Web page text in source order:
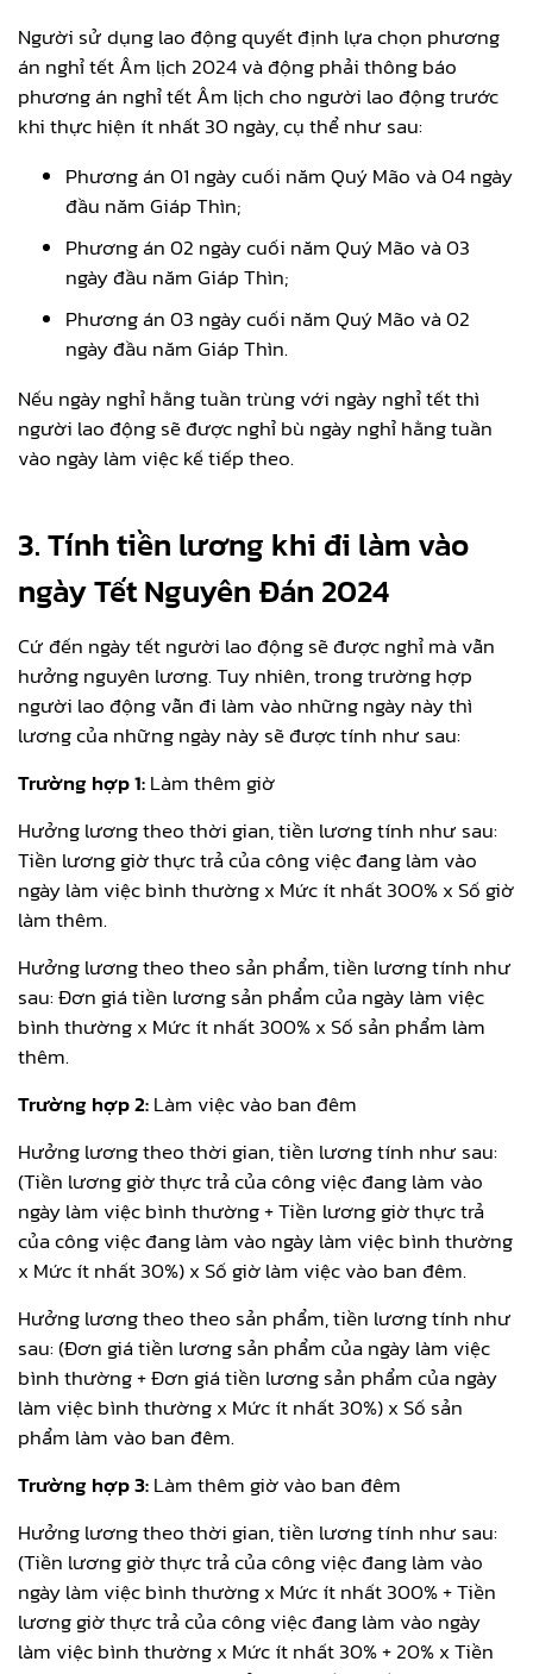
Người sử dụng lao động quyết định lựa chọn phương
án nghỉ tết Âm lịch 2024 và động phải thông báo
phương án nghỉ tết Âm lịch cho người lao động trước
khi thực hiện ít nhất 30 ngày, cụ thể như sau:
Phương án 01 ngày cuối năm Quý Mão và 04 ngày
đầu năm Giáp Thìn;
Phương án 02 ngày cuối năm Quý Mão và 03
ngày đầu năm Giáp Thìn;
Phương án 03 ngày cuối năm Quý Mão và 02
ngày đầu năm Giáp Thìn.
Nếu ngày nghỉ hằng tuần trùng với ngày nghỉ tết thì
người lao động sẽ được nghỉ bù ngày nghỉ hằng tuần
vào ngày làm việc kế tiếp theo.
3. Tính tiền lương khi đi làm vào
ngày Tết Nguyên Đán 2024
Cứ đến ngày tết người lao động sẽ được nghỉ mà vẫn
hưởng nguyên lương. Tuy nhiên, trong trường hợp
người lao động vẫn đi làm vào những ngày này thì
lương của những ngày này sẽ được tính như sau:
Trường hợp 1:Làm thêm giờ
Hưởng lương theo thời gian, tiền lương tính như sau:
Tiền lương giờ thực trả của công việc đang làm vào
ngày làm việc bình thường x Mức ít nhất 300% x Số giờ
làm thêm.
Hưởng lương theo theo sản phẩm, tiền lương tính như
sau: Đơn giá tiền lương sản phẩm của ngày làm việc
bình thường x Mức ít nhất 300% x Số sản phẩm làm
thêm.
Trường hợp 2:Làm việc vào ban đêm
Hưởng lương theo thời gian, tiền lương tính như sau:
(Tiền lương giờ thực trả của công việc đang làm vào
ngày làm việc bình thường + Tiền lương giờ thực trả
của công việc đang làm vào ngày làm việc bình thường
x Mức ít nhất 30%) x Số giờ làm việc vào ban đêm.
Hưởng lương theo theo sản phẩm, tiền lương tính như
sau: (Đơn giá tiền lương sản phẩm của ngày làm việc
bình thường + Đơn giá tiền lương sản phẩm của ngày
làm việc bình thường x Mức ít nhất 30%) x Số sản
phẩm làm vào ban đêm.
Trường hợp 3:Làm thêm giờ vào ban đêm
Hưởng lương theo thời gian, tiền lương tính như sau:
(Tiền lương giờ thực trả của công việc đang làm vào
ngày làm việc bình thường x Mức ít nhất 300% + Tiền
lương giờ thực trả của công việc đang làm vào ngày
làm việc bình thường x Mức ít nhất 30% + 20% x Tiền